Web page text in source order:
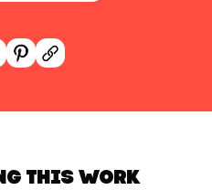
this work